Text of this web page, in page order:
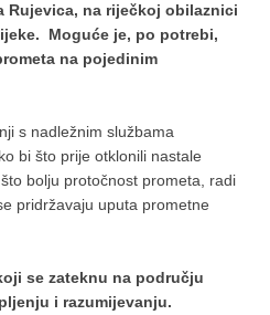
Rujevica, na riječkoj obilaznici
Moguće je, po potrebi,
na pojedinim
s nadležnim službama
bi što prije otklonili nastale
bolju protočnost prometa, radi
pridržavaju uputa prometne
se zateknu na području
i razumijevanju.